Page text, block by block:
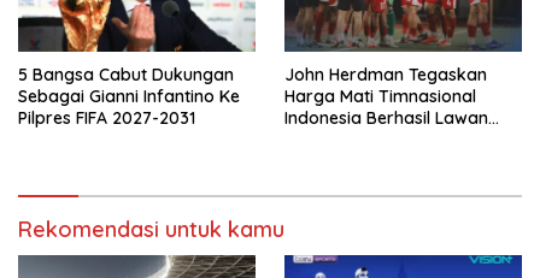
5 Bangsa Cabut Dukungan
Sebagai Gianni Infantino Ke
Pilpres FIFA 2027-2031
John Herdman Tegaskan
Harga Mati Timnasional
Indonesia Berhasil Lawan
Rekomendasi untuk kamu